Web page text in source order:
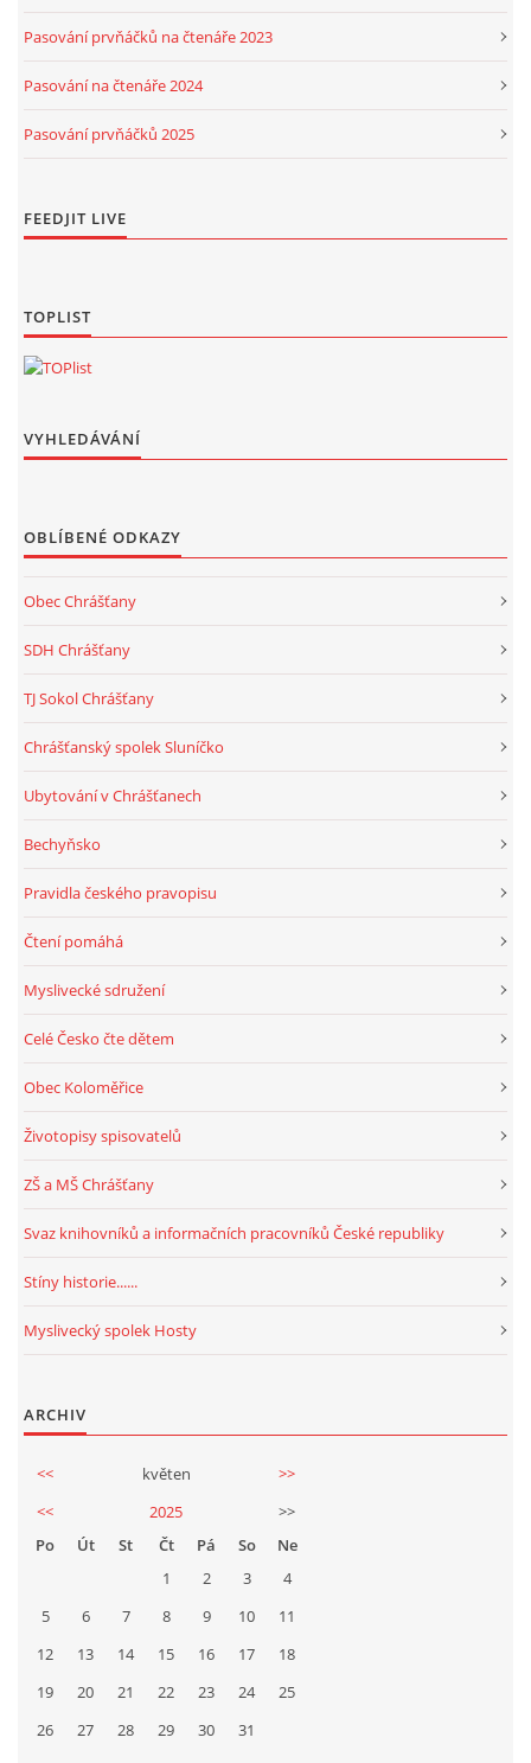
Nahoru ↑
Pasování prvňáčků na čtenáře 2023
Pasování na čtenáře 2024
Pasování prvňáčků 2025
FEEDJIT LIVE
TOPLIST
VYHLEDÁVÁNÍ
OBLÍBENÉ ODKAZY
Obec Chrášťany
SDH Chrášťany
TJ Sokol Chrášťany
Chrášťanský spolek Sluníčko
Ubytování v Chrášťanech
Bechyňsko
Pravidla českého pravopisu
Čtení pomáhá
Myslivecké sdružení
Celé Česko čte dětem
Obec Koloměřice
Životopisy spisovatelů
ZŠ a MŠ Chrášťany
Svaz knihovníků a informačních pracovníků České republiky
Stíny historie......
Myslivecký spolek Hosty
ARCHIV
<< květen
>>
<<
2025
>>
Po
Út St Čt Pá So
Ne
1
2 3
4
5
6 7 8 9 10
11
12
13 14 15 16 17
18
19
20 21 22 23 24
25
26
27 28 29 30 31